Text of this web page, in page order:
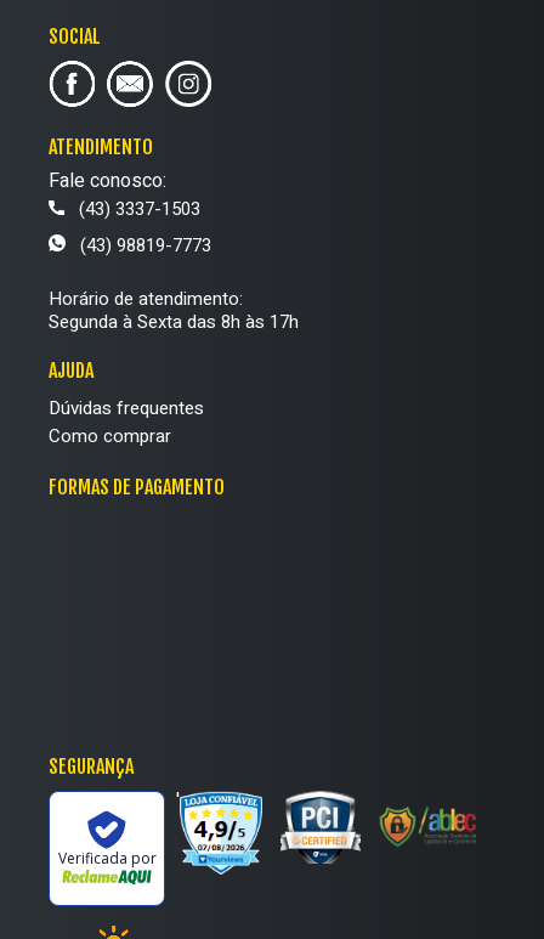
SOCIAL
ATENDIMENTO
Fale conosco:
(43) 3337-1503
(43) 98819-7773
Horário de atendimento:
Segunda à Sexta das 8h às 17h
AJUDA
Dúvidas frequentes
Como comprar
FORMAS DE PAGAMENTO
SEGURANÇA
Verificada por
'